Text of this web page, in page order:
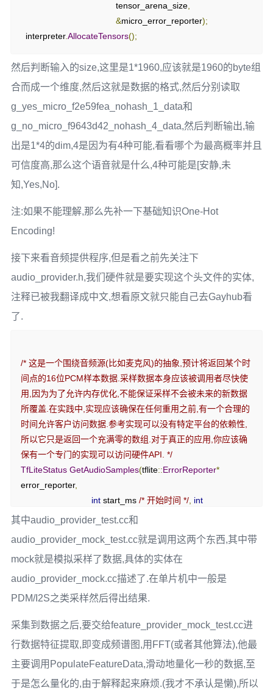
                                       tensor_arena_size
,
&micro_error_reporter);
  interpreter
.AllocateTensors();
然后判断输入的size,这里是1*1960,应该就是1960的byte组
合而成一个维度,然后这就是数据的格式,然后分别读取
g_yes_micro_f2e59fea_nohash_1_data和
g_no_micro_f9643d42_nohash_4_data,然后判断输出,输
出是1*4的dim,4是因为有4种可能,看看哪个为最高概率并且
可信度高,那么这个语音就是什么,4种可能是[安静,未
知,Yes,No].
注:如果不能理解,那么先补一下基础知识One-Hot
Encoding!
接下来看音频提供程序,但是看之前先关注下
audio_provider.h,我们硬件就是要实现这个头文件的实体,
注释已被我翻译成中文,想看原文就只能自己去Gayhub看
了.
/* 这是一个围绕音频源(比如麦克风)的抽象,预计将返回某个时
间点的16位PCM样本数据.采样数据本身应该被调用者尽快使
用,因为为了允许内存优化,不能保证采样不会被未来的新数据
所覆盖.在实践中,实现应该确保在任何重用之前,有一个合理的
时间允许客户访问数据.参考实现可以没有特定平台的依赖性,
所以它只是返回一个充满零的数组.对于真正的应用,你应该确
保有一个专门的实现可以访问硬件API. */
TfLiteStatus GetAudioSamples(tflite::ErrorReporter*
error_reporter,
int start_ms /* 开始时间 */, int
duration_ms
/* 持续时间 */
int16_t** audio_samples /* 样本payload */);
/* 返回音频数据最后被捕获的时间,单位是毫秒.对于零点代表
的时间,准确性或结果的颗粒度,没有任何合同.后续的调用一般
溢出代表很大很大了!)这个函数的参考实现只是为每次调用返
回一个不断递增的值,因为它需要一个不可移植的平台调用来
访问时间信息.对于真正的应用,需要编写你自己的特定平台实
现.*/
int32_t LatestAudioTimestamp();
其中audio_provider_test.cc和
audio_provider_mock_test.cc就是调用这两个东西,其中带
mock就是模拟采样了数据,具体的实体在
audio_provider_mock.cc描述了.在单片机中一般是
PDM/I2S之类采样然后得出结果.
采集到数据之后,要交给feature_provider_mock_test.cc进
行数据特征提取,即变成频谱图,用FFT(或者其他算法),他最
主要调用PopulateFeatureData,滑动地量化一秒的数据,至
于是怎么量化的,由于解释起来麻烦.(我才不承认是懒),所以